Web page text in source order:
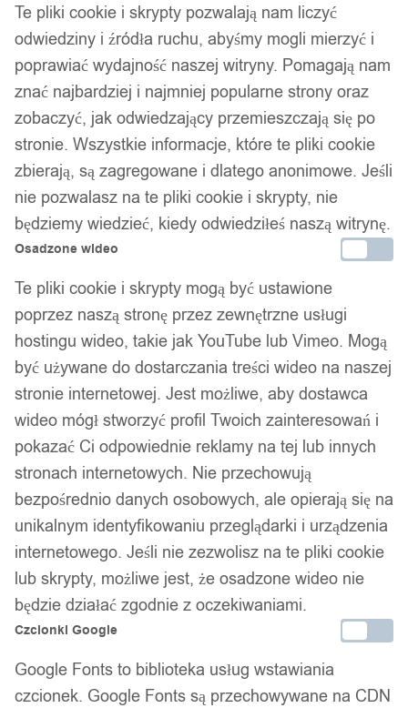
Złoty pierścionek obrączka
ślubna stal 316l r.17
40,00zł
Dostawa w 24h
Zamówienia złożone do 14:00 wysyłamy tego samego dnia.
Dostawa w 24h
Zamówienia złożone do 14:00 wysyłamy tego samego dnia.
Kod produktu: O3G-R17
Dostępny w magazynie - szybka dostawa
Dodaj do koszyka
Zamówienia złożone do 14:00 w dni robocze wysyłamy tego
samego dnia.
Bezpieczne płatności
Te pliki cookie i skrypty pozwalają nam liczyć
odwiedziny i źródła ruchu, abyśmy mogli mierzyć i
poprawiać wydajność naszej witryny. Pomagają nam
znać najbardziej i najmniej popularne strony oraz
zobaczyć, jak odwiedzający przemieszczają się po
stronie. Wszystkie informacje, które te pliki cookie
zbierają, są zagregowane i dlatego anonimowe. Jeśli
nie pozwalasz na te pliki cookie i skrypty, nie
będziemy wiedzieć, kiedy odwiedziłeś naszą witrynę.
Osadzone wideo
Te pliki cookie i skrypty mogą być ustawione
poprzez naszą stronę przez zewnętrzne usługi
hostingu wideo, takie jak YouTube lub Vimeo. Mogą
być używane do dostarczania treści wideo na naszej
stronie internetowej. Jest możliwe, aby dostawca
wideo mógł stworzyć profil Twoich zainteresowań i
pokazać Ci odpowiednie reklamy na tej lub innych
stronach internetowych. Nie przechowują
bezpośrednio danych osobowych, ale opierają się na
unikalnym identyfikowaniu przeglądarki i urządzenia
internetowego. Jeśli nie zezwolisz na te pliki cookie
lub skrypty, możliwe jest, że osadzone wideo nie
będzie działać zgodnie z oczekiwaniami.
Czcionki Google
Google Fonts to biblioteka usług wstawiania
czcionek. Google Fonts są przechowywane na CDN